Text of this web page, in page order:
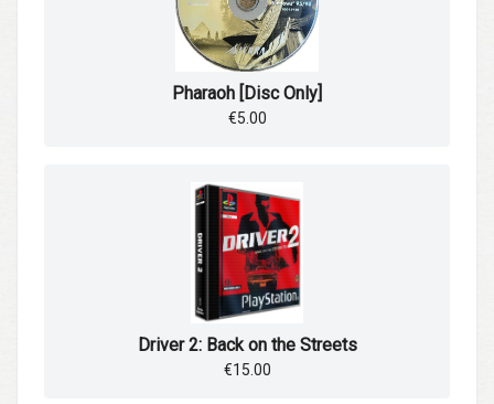
Pharaoh [Disc Only]
€5.00
Driver 2: Back on the Streets
€15.00